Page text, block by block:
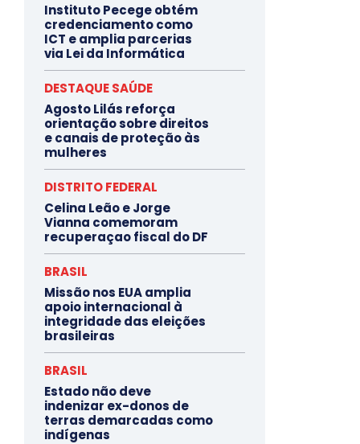
Instituto Pecege obtém
credenciamento como
ICT e amplia parcerias
via Lei da Informática
DESTAQUE SAÚDE
Agosto Lilás reforça
orientação sobre direitos
e canais de proteção às
mulheres
DISTRITO FEDERAL
Celina Leão e Jorge
Vianna comemoram
recuperaçao fiscal do DF
BRASIL
Missão nos EUA amplia
apoio internacional à
integridade das eleições
brasileiras
BRASIL
Estado não deve
indenizar ex-donos de
terras demarcadas como
indígenas